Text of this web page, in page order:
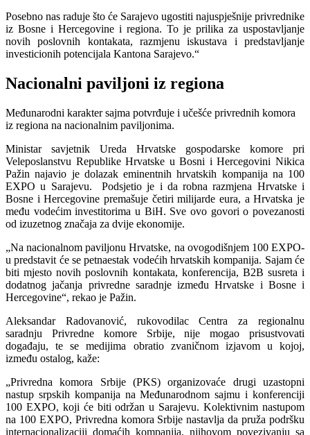
Posebno nas raduje što će Sarajevo ugostiti najuspješnije privrednike
iz Bosne i Hercegovine i regiona. To je prilika za uspostavljanje
novih poslovnih kontakata, razmjenu iskustava i predstavljanje
investicionih potencijala Kantona Sarajevo.“
Nacionalni paviljoni iz regiona
Međunarodni karakter sajma potvrđuje i učešće privrednih komora
iz regiona na nacionalnim paviljonima.
Ministar savjetnik Ureda Hrvatske gospodarske komore pri
Veleposlanstvu Republike Hrvatske u Bosni i Hercegovini Nikica
Pažin najavio je dolazak eminentnih hrvatskih kompanija na 100
EXPO u Sarajevu. Podsjetio je i da robna razmjena Hrvatske i
Bosne i Hercegovine premašuje četiri milijarde eura, a Hrvatska je
među vodećim investitorima u BiH. Sve ovo govori o povezanosti
od izuzetnog značaja za dvije ekonomije.
„Na nacionalnom paviljonu Hrvatske, na ovogodišnjem 100 EXPO-
u predstavit će se petnaestak vodećih hrvatskih kompanija. Sajam će
biti mjesto novih poslovnih kontakata, konferencija, B2B susreta i
dodatnog jačanja privredne saradnje između Hrvatske i Bosne i
Hercegovine“, rekao je Pažin.
Aleksandar Radovanović, rukovodilac Centra za regionalnu
saradnju Privredne komore Srbije, nije mogao prisustvovati
događaju, te se medijima obratio zvaničnom izjavom u kojoj,
između ostalog, kaže:
„Privredna komora Srbije (PKS) organizovaće drugi uzastopni
nastup srpskih kompanija na Međunarodnom sajmu i konferenciji
100 EXPO, koji će biti održan u Sarajevu. Kolektivnim nastupom
na 100 EXPO, Privredna komora Srbije nastavlja da pruža podršku
internacionalizaciji domaćih kompanija, njihovom povezivanju sa